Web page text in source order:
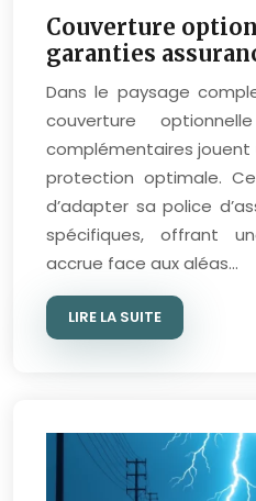
Couverture
garanties
Dans le paysage
couverture
complémentaires jouent
protection optimale.
d’adapter sa police
spécifiques, offrant
accrue face aux aléas…
LIRE LA SUITE